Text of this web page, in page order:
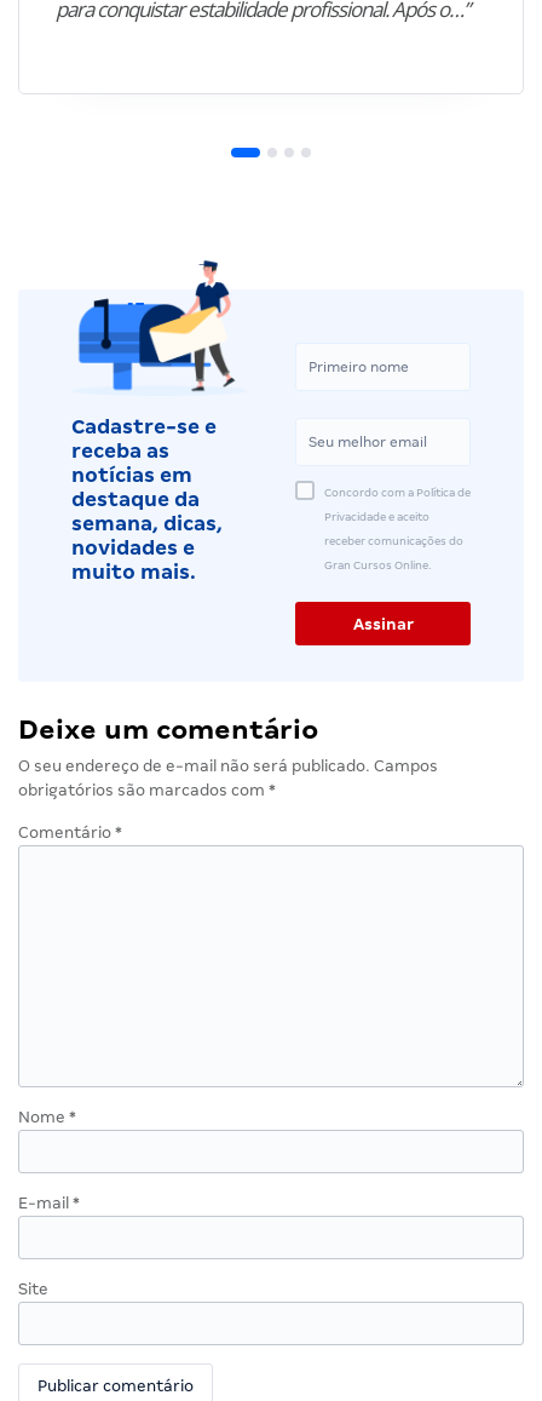
para conquistar estabilidade profissional. Após o…”
Cadastre-se e
receba as
notícias em
destaque da
semana, dicas,
novidades e
muito mais.
Concordo com a Política de
Privacidade e aceito
receber comunicações do
Gran Cursos Online.
Deixe um comentário
O seu endereço de e-mail não será publicado. Campos
obrigatórios são marcados com *
Comentário *
Nome *
E-mail *
Site